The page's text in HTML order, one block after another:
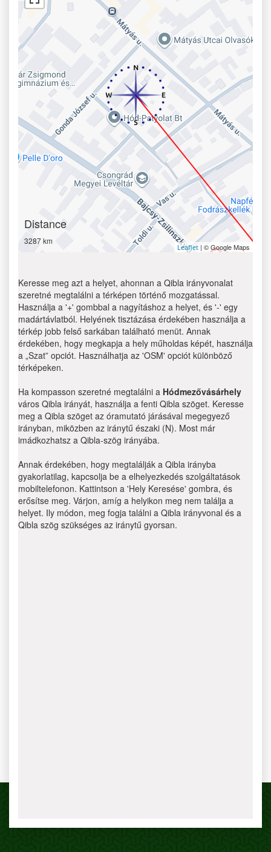
Distance
3287 km
Leaflet | © Google Maps
Keresse meg azt a helyet, ahonnan a Qibla irányvonalat
szeretné megtalálni a térképen történő mozgatással.
Használja a '+' gombbal a nagyításhoz a helyet, és '-' egy
madártávlatból. Helyének tisztázása érdekében használja a
térkép jobb felső sarkában található menüt. Annak
érdekében, hogy megkapja a hely műholdas képét, használja
a „Szat” opciót. Használhatja az 'OSM' opciót különböző
térképeken.
Ha kompasson szeretné megtalálni a Hódmezővásárhely
város Qibla irányát, használja a fenti Qibla szöget. Keresse
meg a Qibla szöget az óramutató járásával megegyező
irányban, miközben az iránytű északi (N). Most már
imádkozhatsz a Qibla-szög irányába.
Annak érdekében, hogy megtalálják a Qibla irányba
gyakorlatilag, kapcsolja be a elhelyezkedés szolgáltatások
mobiltelefonon. Kattintson a 'Hely Keresése' gombra, és
erősítse meg. Várjon, amíg a helyikon meg nem találja a
helyet. Ily módon, meg fogja találni a Qibla irányvonal és a
Qibla szög szükséges az iránytű gyorsan.